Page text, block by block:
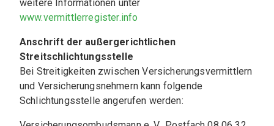
www.vermittlerregister.info
Anschrift der außergerichtlichen
Streitschlichtungsstelle
Bei Streitigkeiten zwischen Versicherungsvermittlern
und Versicherungsnehmern kann folgende
Schlichtungsstelle angerufen werden: